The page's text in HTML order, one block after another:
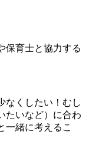
保育士と協力する
なくしたい！むし
たいなど）に合わ
一緒に考えるこ